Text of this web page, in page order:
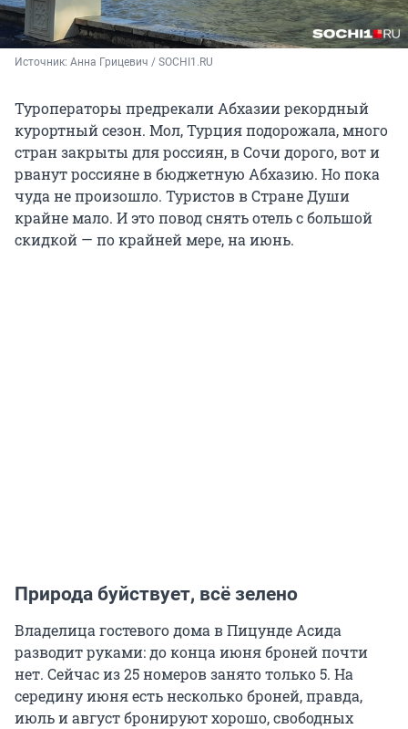
Источник: Анна Грицевич / SOCHI1.RU
Туроператоры предрекали Абхазии рекордный
курортный сезон. Мол, Турция подорожала, много
стран закрыты для россиян, в Сочи дорого, вот и
рванут россияне в бюджетную Абхазию. Но пока
чуда не произошло. Туристов в Стране Души
крайне мало. И это повод снять отель с большой
скидкой — по крайней мере, на июнь.
Природа буйствует, всё зелено
Владелица гостевого дома в Пицунде Асида
разводит руками: до конца июня броней почти
нет. Сейчас из 25 номеров занято только 5. На
середину июня есть несколько броней, правда,
июль и август бронируют хорошо, свободных